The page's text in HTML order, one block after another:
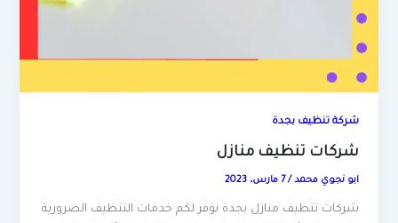
شركة تنظيف بجدة
شركات تنظيف منازل
ابو نجوي محمد/7 مارس، 2023
شركات تنظيف منازل بجدة نوفر لكم خدمات التنظيف الضرورية